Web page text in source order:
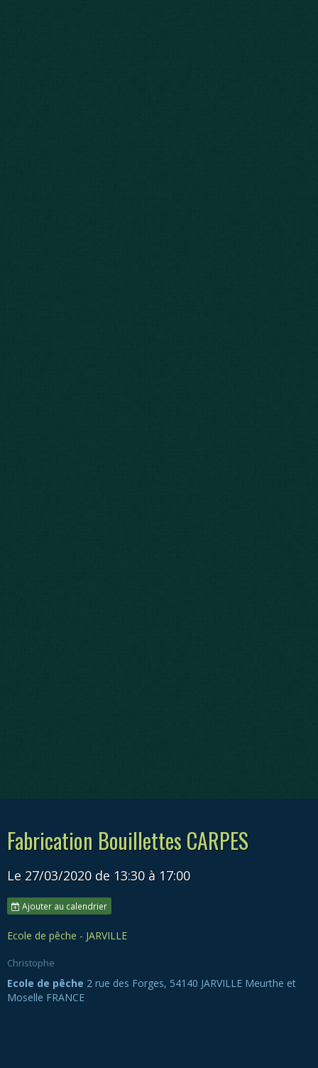
Fabrication Bouillettes CARPES
Le 27/03/2020 de 13:30 à 17:00
Ajouter au calendrier
Ecole de pêche - JARVILLE
Christophe
Ecole de pêche 2 rue des Forges, 54140 JARVILLE Meurthe et
Moselle FRANCE